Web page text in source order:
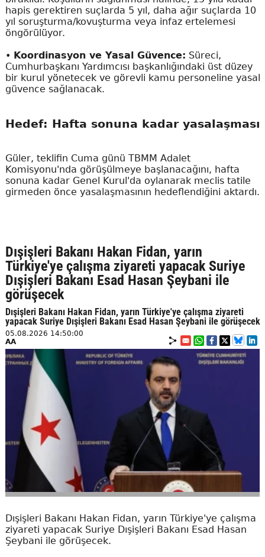
hapis gerektiren suçlarda 5 yıl, daha ağır suçlarda 10
yıl soruşturma/kovuşturma veya infaz ertelemesi
öngörülüyor.
• Koordinasyon ve Yasal Güvence: Süreci,
Cumhurbaşkanı Yardımcısı başkanlığındaki üst düzey
bir kurul yönetecek ve görevli kamu personeline yasal
güvence sağlanacak.
Hedef: Hafta sonuna kadar yasalaşması
Güler, teklifin Cuma günü TBMM Adalet
Komisyonu'nda görüşülmeye başlanacağını, hafta
sonuna kadar Genel Kurul'da oylanarak meclis tatile
girmeden önce yasalaşmasının hedeflendiğini aktardı.
Dışişleri Bakanı Hakan Fidan, yarın
Türkiye'ye çalışma ziyareti yapacak Suriye
Dışişleri Bakanı Esad Hasan Şeybani ile
görüşecek
Dışişleri Bakanı Hakan Fidan, yarın Türkiye'ye çalışma ziyareti
yapacak Suriye Dışişleri Bakanı Esad Hasan Şeybani ile görüşecek
05.08.2026 14:50:00
AA
Dışişleri Bakanı Hakan Fidan, yarın Türkiye'ye çalışma
ziyareti yapacak Suriye Dışişleri Bakanı Esad Hasan
Şeybani ile görüşecek.